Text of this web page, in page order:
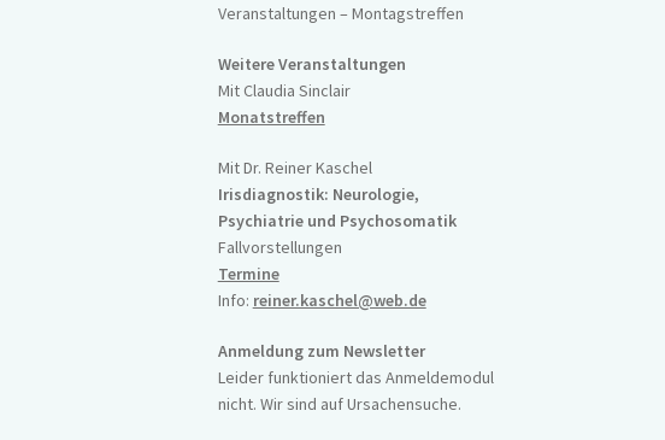
Veranstaltungen – Montagstreffen
Weitere Veranstaltungen
Mit Claudia Sinclair
Monatstreffen
Mit Dr. Reiner Kaschel
Irisdiagnostik: Neurologie,
Psychiatrie und Psychosomatik
Fallvorstellungen
Termine
Info: reiner.kaschel@web.de
Anmeldung zum Newsletter
Leider funktioniert das Anmeldemodul
nicht. Wir sind auf Ursachensuche.